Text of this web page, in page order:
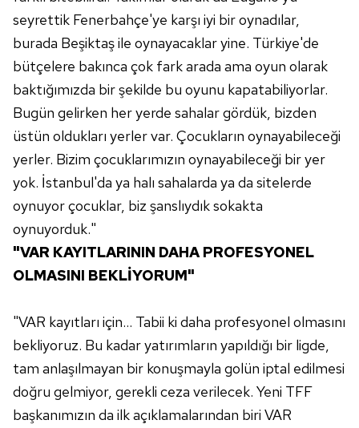
6698 sayılı Kişisel Verilerin Korunması Kanunu uyarınca
hazırlanmış Aydınlatma Metnimizi okumak ve sitemizde
ilgili mevzuata uygun olarak kullanılan çerezlerle ilgili bilgi
almak için lütfentıklayınız .
seyrettik Fenerbahçe'ye karşı iyi bir oynadılar,
burada Beşiktaş ile oynayacaklar yine. Türkiye'de
bütçelere bakınca çok fark arada ama oyun olarak
baktığımızda bir şekilde bu oyunu kapatabiliyorlar.
Bugün gelirken her yerde sahalar gördük, bizden
üstün oldukları yerler var. Çocukların oynayabileceği
yerler. Bizim çocuklarımızın oynayabileceği bir yer
yok. İstanbul'da ya halı sahalarda ya da sitelerde
oynuyor çocuklar, biz şanslıydık sokakta
oynuyorduk."
"VAR KAYITLARININ DAHA PROFESYONEL
OLMASINI BEKLİYORUM"
"VAR kayıtları için... Tabii ki daha profesyonel olmasını
bekliyoruz. Bu kadar yatırımların yapıldığı bir ligde,
tam anlaşılmayan bir konuşmayla golün iptal edilmesi
doğru gelmiyor, gerekli ceza verilecek. Yeni TFF
başkanımızın da ilk açıklamalarından biri VAR